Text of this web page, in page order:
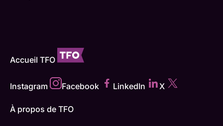
Accueil TFO
Instagram Facebook LinkedIn X
À propos de TFO